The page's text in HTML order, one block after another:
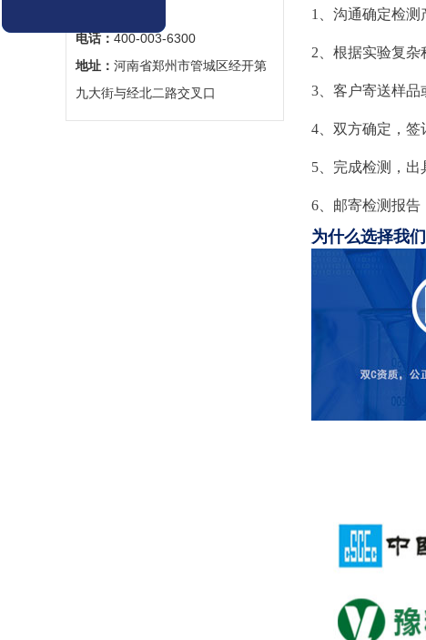
电话： ‬400-003-6300
地址： ‬河南省郑州市管城区经开第
九大街与经北二路交叉口
1、沟通确定检测
2、根据实验复杂
3、客户寄送样品
4、双方确定，签
5、完成检测，出
6、邮寄检测报告
为什么选择我